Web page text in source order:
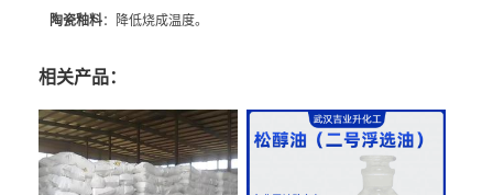
陶瓷釉料：降低烧成温度。
相关产品：